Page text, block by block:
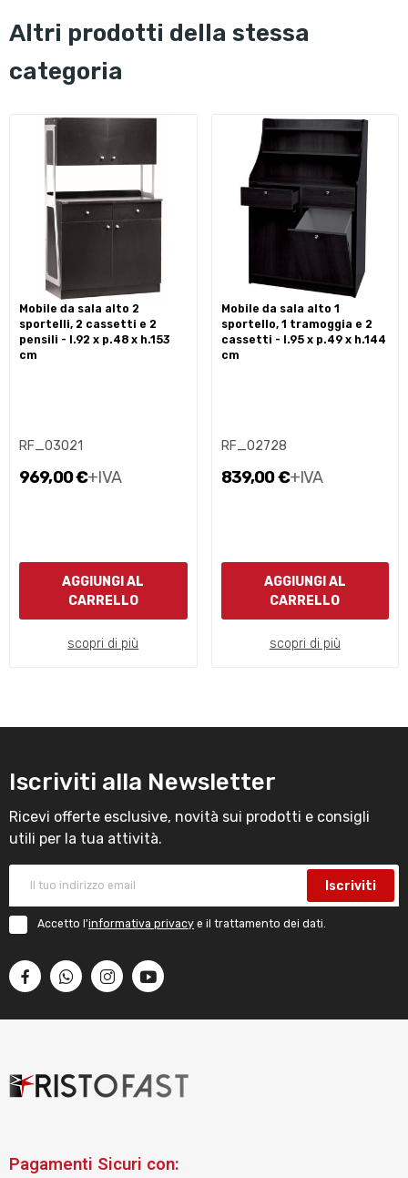
altri prodotti della stessa
categoria
mobile da sala alto 2
sportelli, 2 cassetti e 2
pensili - l.92 x p.48 x h.153
cm
RF_03021
969,00 €+IVA
AGGIUNGI AL
CARRELLO
scopri di più
mobile da sala alto 1
sportello, 1 tramoggia e 2
cassetti - l.95 x p.49 x h.144
cm
RF_02728
839,00 €+IVA
AGGIUNGI AL
CARRELLO
scopri di più
Iscriviti alla Newsletter
Ricevi offerte esclusive, novità sui prodotti e consigli
utili per la tua attività.
Iscriviti
Accetto l'informativa privacy e il trattamento dei dati.
Pagamenti Sicuri con: